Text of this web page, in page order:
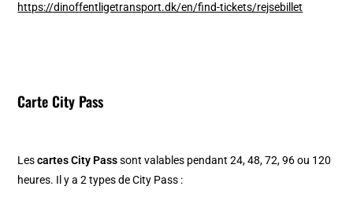
https://dinoffentligetransport.dk/en/find-tickets/rejsebillet
Carte City Pass
Lescartes City Passsont valables pendant 24, 48, 72, 96 ou 120
heures. Il y a 2 types de City Pass :